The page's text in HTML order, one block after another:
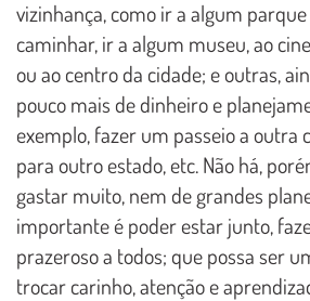
vizinhança, como ir a algum
caminhar, ir a algum museu, ao
ou ao centro da cidade; e outras,
pouco mais de dinheiro e
exemplo, fazer um passeio a outra
para outro estado, etc. Não há,
gastar muito, nem de grandes
importante é poder estar junto,
prazeroso a todos; que possa ser
trocar carinho, atenção e